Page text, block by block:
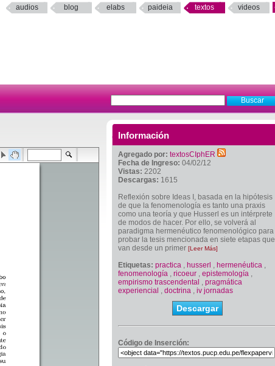
audios blog elabs paideia textos videos
Información
Agregado por: textosCIphER
Fecha de Ingreso: 04/02/12
Vistas: 2202
Descargas: 1615
Reflexión sobre Ideas I, basada en la hipótesis
de que la fenomenología es tanto una praxis
como una teoría y que Husserl es un intérprete
de modos de hacer. Por ello, se volverá al
paradigma hermenéutico fenomenológico para
probar la tesis mencionada en siete etapas que
van desde un primer [Leer Más]
Etiquetas: practica , husserl , hermenéutica ,
fenomenología , ricoeur , epistemología ,
empirismo trascendental , pragmática
experiencial , doctrina , iv jornadas
Descargar
Código de Inserción: